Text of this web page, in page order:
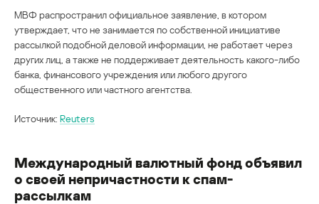
МВФ распространил официальное заявление, в котором
утверждает, что не занимается по собственной инициативе
рассылкой подобной деловой информации, не работает через
других лиц, а также не поддерживает деятельность какого-либо
банка, финансового учреждения или любого другого
общественного или частного агентства.
Источник: Reuters
Международный валютный фонд объявил
о своей непричастности к спам-
рассылкам